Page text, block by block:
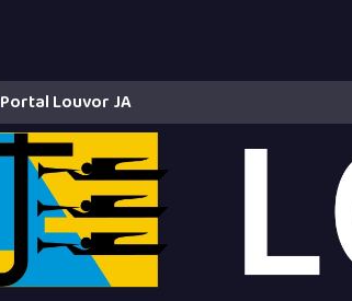
Portal Louvor JA